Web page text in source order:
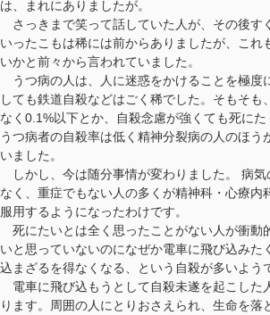
は、まれにありましたが。
さっきまで笑って話していた人が、その後す
いったこもは稀には前からありましたが、これ
いかと前々から言われていました。
うつ病の人は、人に迷惑をかけることを極度
しても鉄道自殺などはごく稀でした。そもそも
なく0.1%以下とか、自殺念慮が強くても死にた
うつ病者の自殺率は低く精神分裂病の人のほう
いました。
しかし、今は随分事情が変わりました。 病気
なく、重症でもない人の多くが精神科・心療内
服用するようになったわけです。
死にたいとは全く思ったことがない人が衝動
いと思っていないのになぜか電車に飛び込みた
込まざるを得なくなる、という自殺が多いよう
電車に飛び込もうとして自殺未遂を起こした
ります。周囲の人にとりおさえられ、生命を落